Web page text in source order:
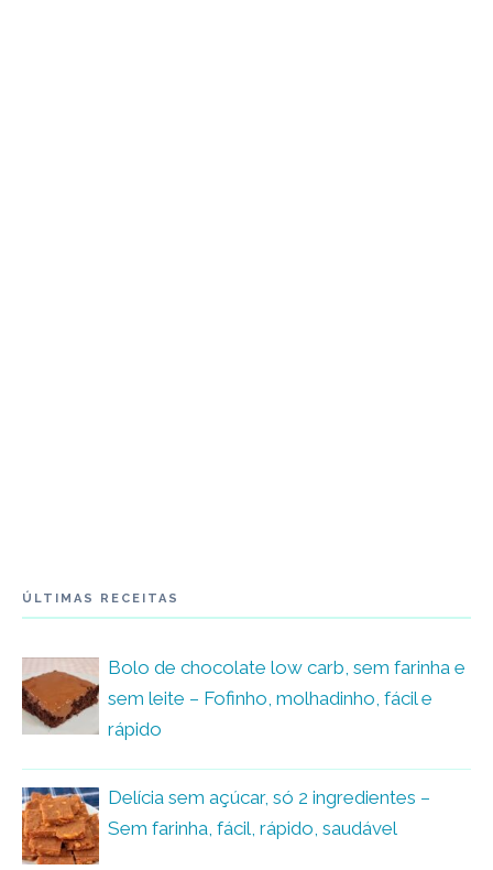
ÚLTIMAS RECEITAS
Bolo de chocolate low carb, sem farinha e
sem leite – Fofinho, molhadinho, fácil e
rápido
Delícia sem açúcar, só 2 ingredientes –
Sem farinha, fácil, rápido, saudável